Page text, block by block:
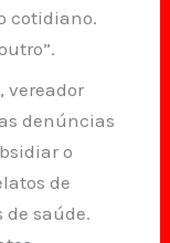
cotidiano.
vereador
denúncias
o
de
saúde.